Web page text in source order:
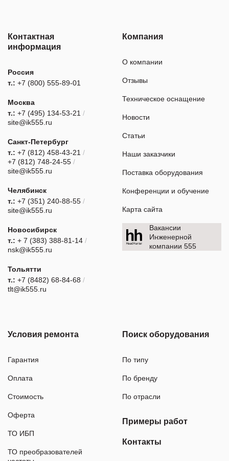
Контактная
информация
Россия
т.: +7 (800) 555-89-01
Москва
т.: +7 (495) 134-53-21 /
site@ik555.ru
Санкт-Петербург
т.: +7 (812) 458-43-21 /
+7 (812) 748-24-55 /
site@ik555.ru
Челябинск
т.: +7 (351) 240-88-55 /
site@ik555.ru
Новосибирск
т.: + 7 (383) 388-81-14 /
nsk@ik555.ru
Тольятти
т.: +7 (8482) 68-84-68 /
tlt@ik555.ru
Компания
О компании
Отзывы
Техническое оснащение
Новости
Статьи
Наши заказчики
Поставка оборудования
Конференции и обучение
Карта сайта
Вакансии
Инженерной
компании 555
Условия ремонта
Гарантия
Оплата
Стоимость
Оферта
ТО ИБП
ТО преобразователей
Поиск оборудования
По типу
По бренду
По отрасли
Примеры работ
Контакты